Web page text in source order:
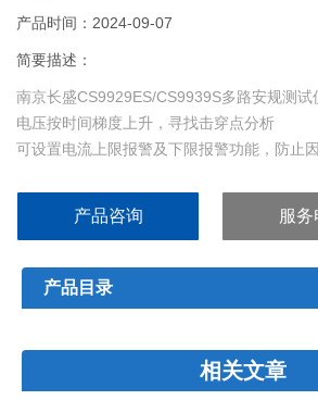
产品时间：2024-09-07
简要描述：
南京长盛CS9929ES/CS9939S多路安规测试
电压按时间梯度上升，寻找击穿点分析
可设置电流上限报警及下限报警功能，防止
具有真实电流测量功能
产品咨询 服
产品目录
相关文章